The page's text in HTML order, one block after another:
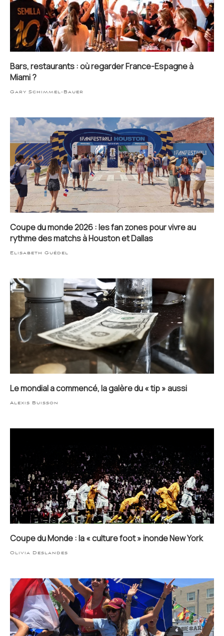
Bars, restaurants : où regarder France-Espagne à
Miami ?
Gary Schimmel-Bauer
Coupe du monde 2026 : les fan zones pour vivre au
rythme des matchs à Houston et Dallas
Elisabeth Guédel
Le mondial a commencé, la galère du « tip » aussi
Alexis Buisson
Coupe du Monde : la « culture foot » inonde New York
Olivia Deslandes